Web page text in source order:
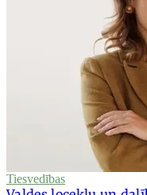
Tiesvedības